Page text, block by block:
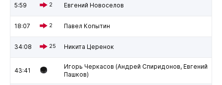
5:59 2 Евгений Новоселов
18:07 2 Павел Копытин
34:08 25 Никита Церенок
43:41
Игорь Черкасов (Андрей Спиридонов, Евгений
Пашков)